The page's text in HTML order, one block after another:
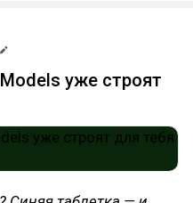
уже строят